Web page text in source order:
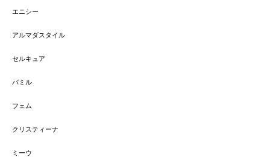
エニシー
アルマダスタイル
セルキュア
バミル
フェム
クリスティーナ
ミーウ